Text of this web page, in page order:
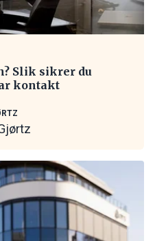
Slik sikrer du
kontakt